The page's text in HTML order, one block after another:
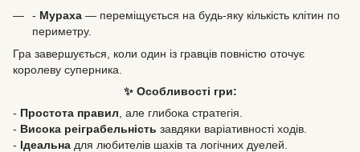
- Мураха — переміщується на будь-яку кількість клітин по
периметру.
Гра завершується, коли один із гравців повністю оточує
королеву суперника.
✨ Особливості гри:
- Простота правил , але глибока стратегія.
- Висока реіграбельність завдяки варіативності ходів.
- Ідеальна для любителів шахів та логічних дуелей.